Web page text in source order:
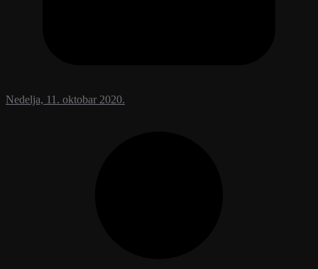
Nedelja, 11. oktobar 2020.